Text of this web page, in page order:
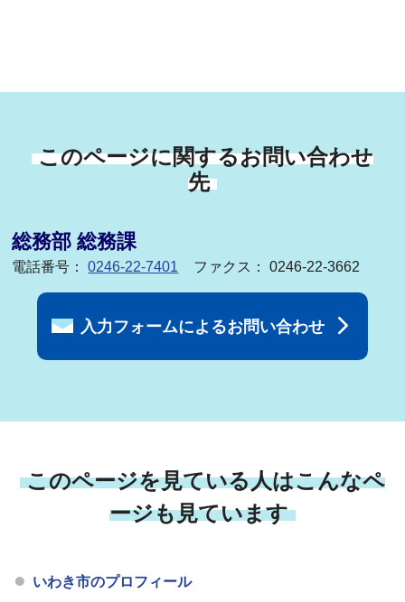
このページに関するお問い合わせ
先
総務部 総務課
電話番号：0246-22-7401 ファクス： 0246-22-3662
入力フォームによるお問い合わせ
このページを見ている人はこんなペ
ージも見ています
いわき市のプロフィール